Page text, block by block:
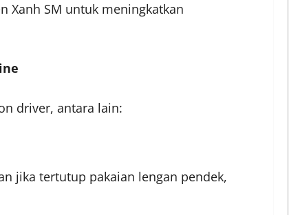
Xanh SM untuk meningkatkan
driver, antara lain:
jika tertutup pakaian lengan pendek,